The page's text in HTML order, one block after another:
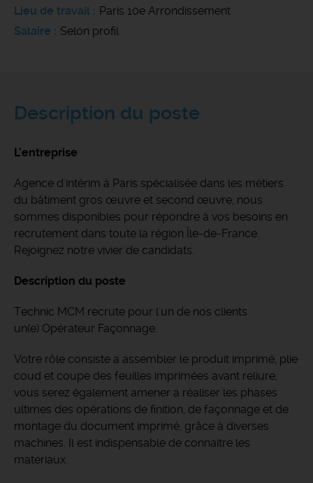
Lieu de travail
Paris 10e Arrondissement
Salaire
Selon profil
Description du poste
L'entreprise
Agence d'intérim à Paris spécialisée dans les métiers
du bâtiment gros œuvre et second œuvre, nous
sommes disponibles pour répondre à vos besoins en
recrutement dans toute la région Île-de-France.
Rejoignez notre vivier de candidats.
Description du poste
Technic MCM recrute pour l'un de nos clients
un(e) Opérateur Façonnage.
Votre rôle consiste a assembler le produit imprimé, plie
coud et coupe des feuilles imprimées avant reliure,
vous serez également amener a réaliser les phases
ultimes des opérations de finition, de façonnage et de
montage du document imprimé, grâce à diverses
machines. Il est indispensable de connaitre les
materiaux.